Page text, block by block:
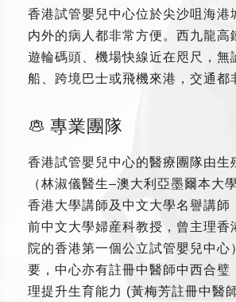
香港試管嬰兒中心位於尖沙咀海港
内外的病人都非常方便。西九龍高
遊輪碼頭、機場快線近在咫尺，無
船、跨境巴士或飛機來港，交通都
專業團隊
香港試管嬰兒中心的醫療團隊由生
（林淑儀醫生–澳大利亞墨爾本大
香港大學講師及中文大學名譽講師
前中文大學婦産科教授，曾主理香
院的香港第一個公立試管嬰兒中心
要，中心亦有註冊中醫師中西合璧
理提升生育能力 (黃梅芳註冊中醫